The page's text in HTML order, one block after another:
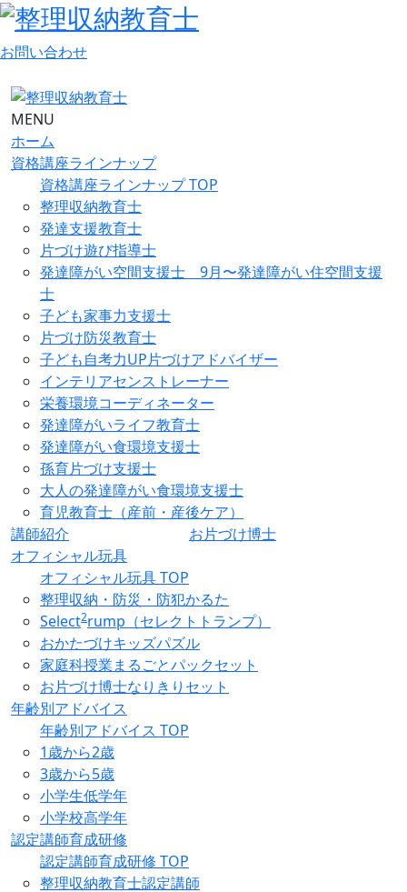
お問い合わせ
MENU
ホーム
資格講座ラインナップ
資格講座ラインナップ TOP
整理収納教育士
発達支援教育士
片づけ遊び指導士
発達障がい空間支援士 9月〜発達障がい住空間支援
士
子ども家事力支援士
片づけ防災教育士
子ども自考力UP片づけアドバイザー
インテリアセンストレーナー
栄養環境コーディネーター
発達障がいライフ教育士
発達障がい食環境支援士
孫育片づけ支援士
大人の発達障がい食環境支援士
育児教育士（産前・産後ケア）
講師紹介
お片づけ博士
オフィシャル玩具
オフィシャル玩具 TOP
整理収納・防災・防犯かるた
Select2rump（セレクトトランプ）
おかたづけキッズパズル
家庭科授業まるごとパックセット
お片づけ博士なりきりセット
年齢別アドバイス
年齢別アドバイス TOP
1歳から2歳
3歳から5歳
小学生低学年
小学校高学年
認定講師育成研修
認定講師育成研修 TOP
整理収納教育士認定講師